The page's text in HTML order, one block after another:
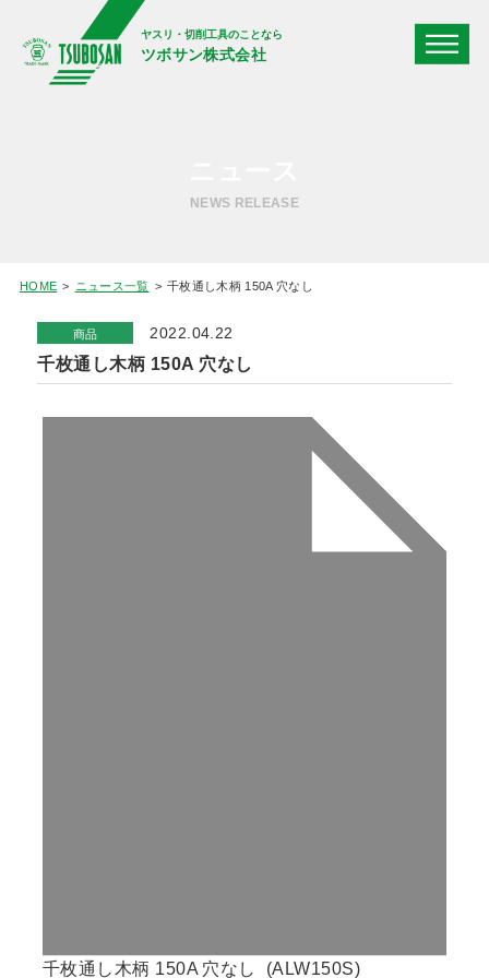
ヤスリ・切削工具のことなら
ツボサン株式会社
NEWS RELEASE
HOME ニュース一覧 千枚通し木柄 150A 穴なし
商品 2022.04.22
千枚通し木柄 150A 穴なし
千枚通し木柄 150A 穴なし (ALW150S)